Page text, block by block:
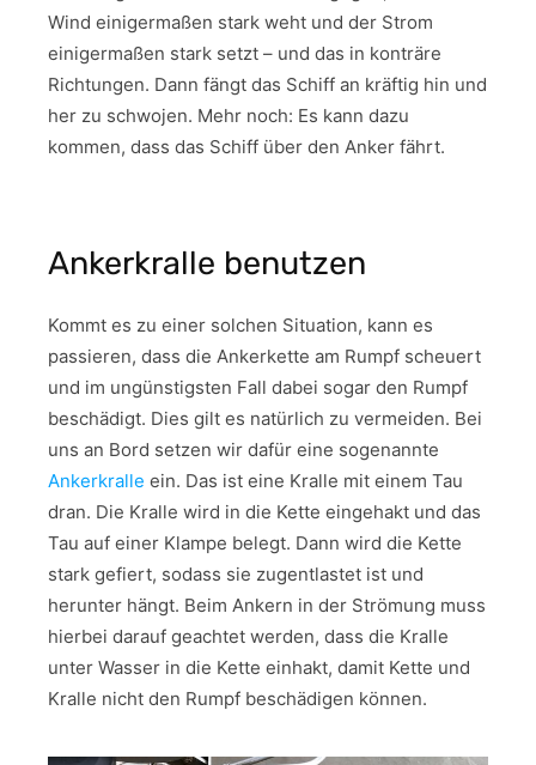
Wind einigermaßen stark weht und der Strom
einigermaßen stark setzt – und das in konträre
Richtungen. Dann fängt das Schiff an kräftig hin und
her zu schwojen. Mehr noch: Es kann dazu
kommen, dass das Schiff über den Anker fährt.
Ankerkralle benutzen
Kommt es zu einer solchen Situation, kann es
passieren, dass die Ankerkette am Rumpf scheuert
und im ungünstigsten Fall dabei sogar den Rumpf
beschädigt. Dies gilt es natürlich zu vermeiden. Bei
uns an Bord setzen wir dafür eine sogenannte
Ankerkralle ein. Das ist eine Kralle mit einem Tau
dran. Die Kralle wird in die Kette eingehakt und das
Tau auf einer Klampe belegt. Dann wird die Kette
stark gefiert, sodass sie zugentlastet ist und
herunter hängt. Beim Ankern in der Strömung muss
hierbei darauf geachtet werden, dass die Kralle
unter Wasser in die Kette einhakt, damit Kette und
Kralle nicht den Rumpf beschädigen können.